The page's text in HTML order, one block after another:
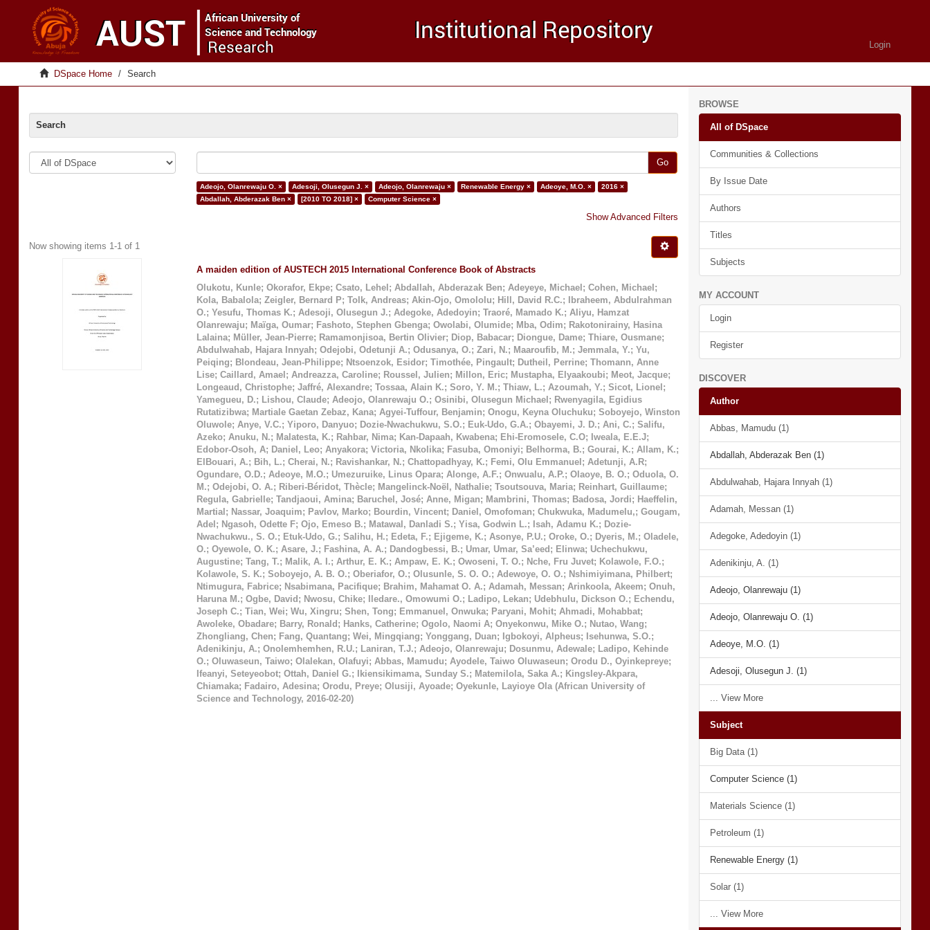
Login
DSpace Home Search
Search
Go
Adeojo, Olanrewaju O. × Adesoji, Olusegun J. × Adeojo, Olanrewaju × Renewable Energy × Adeoye, M.O. ×
2016 ×
Abdallah, Abderazak Ben ×
[2010 TO 2018] × Computer Science ×
Show Advanced Filters
Now showing items 1-1 of 1
A maiden edition of AUSTECH 2015 International Conference Book of Abstracts
Olukotu, Kunle; Okorafor, Ekpe; Csato, Lehel ; Abdallah, Abderazak Ben; Adeyeye, Michael ; Cohen, Michael ;
Kola, Babalola; Zeigler, Bernard P; Tolk, Andreas; Akin-Ojo, Omololu; Hill, David R.C.;
Ibraheem, Abdulrahman
O.; Yesufu, Thomas K.; Adesoji, Olusegun J.; Adegoke, Adedoyin; Traoré, Mamado K.; Aliyu, Hamzat
Olanrewaju; Maïga, Oumar; Fashoto, Stephen Gbenga; Owolabi, Olumide; Mba, Odim; Rakotonirainy, Hasina
Lalaina; Müller, Jean-Pierre; Ramamonjisoa, Bertin Olivier; Diop, Babacar; Diongue, Dame; Thiare, Ousmane;
Abdulwahab, Hajara Innyah; Odejobi, Odetunji A.; Odusanya, O.; Zari, N.; Maaroufib, M.; Jemmala, Y.; Yu,
Peiqing; Blondeau, Jean-Philippe; Ntsoenzok, Esidor; Timothée, Pingault; Dutheil, Perrine; Thomann, Anne
Lise; Caillard, Amael ; Andreazza, Caroline; Roussel, Julien; Millon, Eric; Mustapha, Elyaakoubi; Meot, Jacque;
Longeaud, Christophe; Jaffré, Alexandre; Tossaa, Alain K.; Soro, Y. M.; Thiaw, L.; Azoumah, Y.; Sicot, Lionel ;
Yamegueu, D.; Lishou, Claude; Adeojo, Olanrewaju O.; Osinibi, Olusegun Michael ; Rwenyagila, Egidius
Rutatizibwa; Martiale Gaetan Zebaz, Kana; Agyei-Tuffour, Benjamin; Onogu, Keyna Oluchuku; Soboyejo, Winston
Oluwole; Anye, V.C.; Yiporo, Danyuo; Dozie-Nwachukwu, S.O.; Euk-Udo, G.A.; Obayemi, J. D.; Ani, C.; Salifu,
Azeko; Anuku, N.; Malatesta, K.; Rahbar, Nima; Kan-Dapaah, Kwabena; Ehi-Eromosele, C.O; Iweala, E.E.J;
Edobor-Osoh, A; Daniel, Leo; Anyakora; Victoria, Nkolika; Fasuba, Omoniyi; Belhorma, B.; Gourai, K.; Allam, K.;
ElBouari, A.; Bih, L.; Cherai, N.; Ravishankar, N.; Chattopadhyay, K.; Femi, Olu Emmanuel ; Adetunji, A.R;
Ogundare, O.D.; Adeoye, M.O.; Umezuruike, Linus Opara; Alonge, A.F.; Onwualu, A.P.; Olaoye, B. O.; Oduola, O.
M.; Odejobi, O. A.; Riberi-Béridot, Thècle; Mangelinck-Noël, Nathalie; Tsoutsouva, Maria; Reinhart, Guillaume;
Regula, Gabrielle; Tandjaoui, Amina; Baruchel, José; Anne, Migan; Mambrini, Thomas; Badosa, Jordi; Haeffelin,
Martial ; Nassar, Joaquim; Pavlov, Marko; Bourdin, Vincent; Daniel, Omofoman; Chukwuka, Madumelu,; Gougam,
Adel ; Ngasoh, Odette F; Ojo, Emeso B.; Matawal, Danladi S.; Yisa, Godwin L.; Isah, Adamu K.; Dozie-
Nwachukwu., S. O.; Etuk-Udo, G.; Salihu, H.; Edeta, F.; Ejigeme, K.; Asonye, P.U.; Oroke, O.; Dyeris, M.; Oladele,
O.; Oyewole, O. K.; Asare, J.; Fashina, A. A.; Dandogbessi, B.; Umar, Umar, Sa’eed ; Elinwa; Uchechukwu,
Augustine; Tang, T.; Malik, A. I.; Arthur, E. K.; Ampaw, E. K.; Owoseni, T. O.; Nche, Fru Juvet; Kolawole, F.O.;
Kolawole, S. K.; Soboyejo, A. B. O.; Oberiafor, O.; Olusunle, S. O. O.; Adewoye, O. O.; Nshimiyimana, Philbert;
Ntimugura, Fabrice; Nsabimana, Pacifique; Brahim, Mahamat O. A.; Adamah, Messan; Arinkoola, Akeem; Onuh,
Haruna M.; Ogbe, David ; Nwosu, Chike; Iledare., Omowumi O.; Ladipo, Lekan; Udebhulu, Dickson O.; Echendu,
Joseph C.; Tian, Wei; Wu, Xingru; Shen, Tong; Emmanuel, Onwuka; Paryani, Mohit; Ahmadi, Mohabbat;
Awoleke, Obadare; Barry, Ronald ; Hanks, Catherine; Ogolo, Naomi A; Onyekonwu, Mike O.; Nutao, Wang;
Zhongliang, Chen; Fang, Quantang; Wei, Mingqiang; Yonggang, Duan; Igbokoyi, Alpheus; Isehunwa, S.O.;
Adenikinju, A.; Onolemhemhen, R.U.; Laniran, T.J.; Adeojo, Olanrewaju; Dosunmu, Adewale; Ladipo, Kehinde
O.; Oluwaseun, Taiwo; Olalekan, Olafuyi; Abbas, Mamudu; Ayodele, Taiwo Oluwaseun; Orodu D., Oyinkepreye;
Ifeanyi, Seteyeobot; Ottah, Daniel G.; Ikiensikimama, Sunday S.; Matemilola, Saka A.; Kingsley-Akpara,
Chiamaka; Fadairo, Adesina; Orodu, Preye; Olusiji, Ayoade; Oyekunle, Layioye Ola (African University of
Science and Technology, 2016-02-20)
BROWSE
All of DSpace
Communities & Collections
By Issue Date
Authors
Titles
Subjects
MY ACCOUNT
Login
Register
DISCOVER
Author
Abbas, Mamudu (1)
Abdallah, Abderazak Ben (1)
Abdulwahab, Hajara Innyah (1)
Adamah, Messan (1)
Adegoke, Adedoyin (1)
Adenikinju, A. (1)
Adeojo, Olanrewaju (1)
Adeojo, Olanrewaju O. (1)
Adeoye, M.O. (1)
Adesoji, Olusegun J. (1)
... View More
Subject
Big Data (1)
Computer Science (1)
Materials Science (1)
Petroleum (1)
Renewable Energy (1)
Solar (1)
... View More